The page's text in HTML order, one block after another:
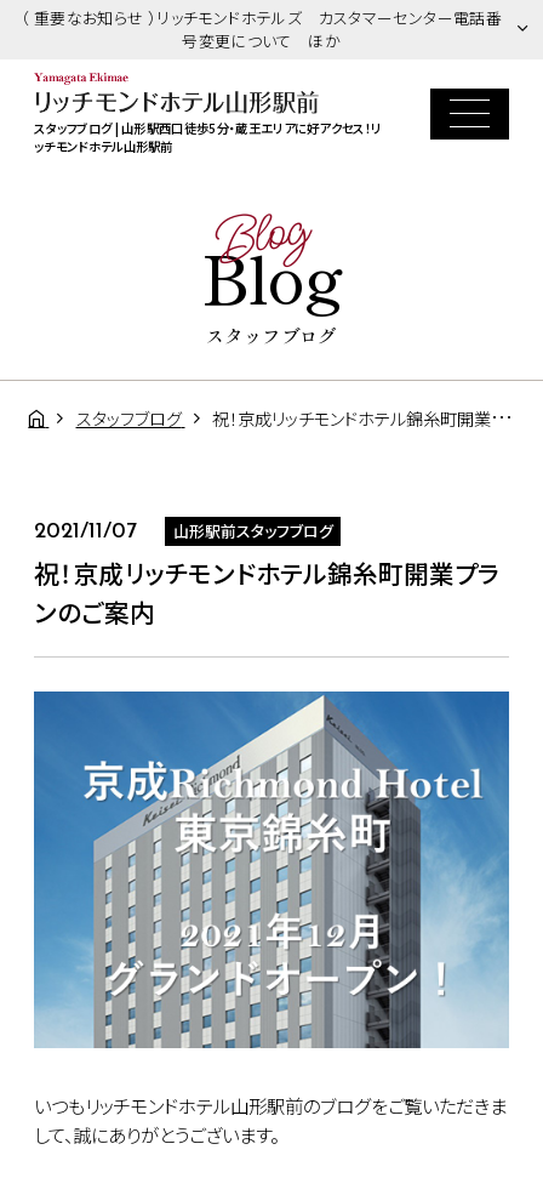
（ 重要なお知らせ ）リッチモンドホテルズ カスタマーセンター電話番
号変更について ほか
スタッフブログ | 山形駅西口徒歩5分・蔵王エリアに好アクセス！リ
ッチモンドホテル山形駅前
Blog
Blog
スタッフブログ
スタッフブログ 祝！京成リッチモンドホテル錦糸町開業プランのご案内
2021/11/07 山形駅前スタッフブログ
祝！京成リッチモンドホテル錦糸町開業プラ
ンのご案内
いつもリッチモンドホテル山形駅前のブログをご覧いただきま
して、誠にありがとうございます。